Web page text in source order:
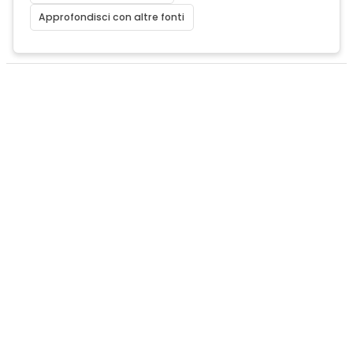
Approfondisci con altre fonti